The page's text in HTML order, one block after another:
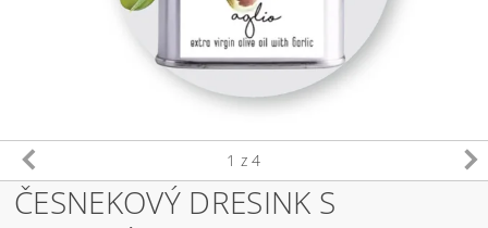
1 z 4
ČESNEKOVÝ DRESINK S